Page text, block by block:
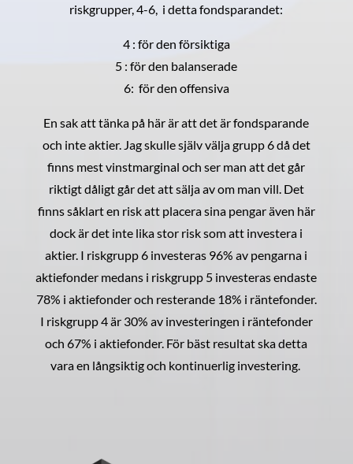
riskgrupper, 4-6, i detta fondsparandet:
4 : för den försiktiga
5 : för den balanserade
6: för den offensiva
En sak att tänka på här är att det är fondsparande
och inte aktier. Jag skulle själv välja grupp 6 då det
finns mest vinstmarginal och ser man att det går
riktigt dåligt går det att sälja av om man vill. Det
finns såklart en risk att placera sina pengar även här
dock är det inte lika stor risk som att investera i
aktier. I riskgrupp 6 investeras 96% av pengarna i
aktiefonder medans i riskgrupp 5 investeras endaste
78% i aktiefonder och resterande 18% i räntefonder.
I riskgrupp 4 är 30% av investeringen i räntefonder
och 67% i aktiefonder. För bäst resultat ska detta
vara en långsiktig och kontinuerlig investering.